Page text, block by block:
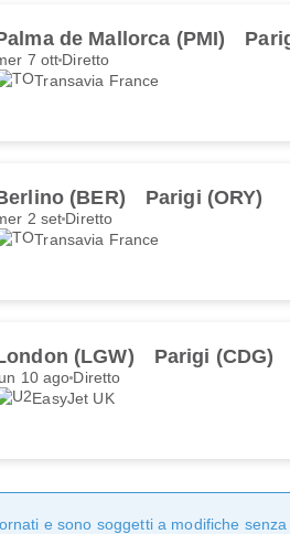
de Mallorca (PMI)
7 ott Diretto
Transavia France
(BER) Parigi (ORY)
2 set Diretto
Transavia France
(LGW) Parigi (CDG)
10 ago Diretto
EasyJet UK
e sono soggetti a modifiche